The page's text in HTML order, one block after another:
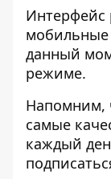
Интерфейс
мобильные
данный
режиме.
Напомним,
самые
каждый